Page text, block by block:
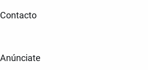
Contacto
Anúnciate